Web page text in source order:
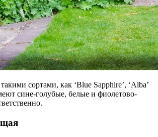
сортами, как ‘Blue Sapphire’, ‘Alba’
сине-голубые, белые и фиолетово-